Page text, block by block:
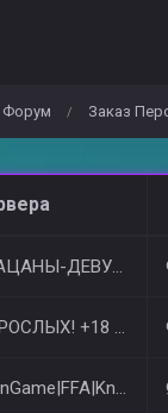
Форум / Заказ
18+ [STEAM BONUS]
© (FREE VIP)
MoD